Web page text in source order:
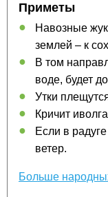
Приметы
Навозные
землей – к
В том
воде, будет
Утки
Кричит
Если в
ветер.
Больше